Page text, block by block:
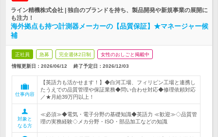
ライン精機株式会社 | 独自のブランドを持ち、製品開発や新規事業の展開に
も注力！
海外拠点も持つ計測器メーカーの【品質保証】★マネージャー候
補
正社員 急募 完全週休2日制 女性のおしごと掲載中
情報更新日：2026/06/12 終了予定日： 2026/12/03
仕事内容
【英語力も活かせます！】◆白河工場、フィリピン工場と連携し
たうえでの品質管理や保証業務◆問い合わせ対応◆修理依頼対応
／★月給39万円以上！
対象と
なる方
≪必須≫◆電気・電子分野の基礎知識◆英語力 ≪歓迎≫◇品質管
理の実務経験◇メカ分野・ISO・部品加工などの知識